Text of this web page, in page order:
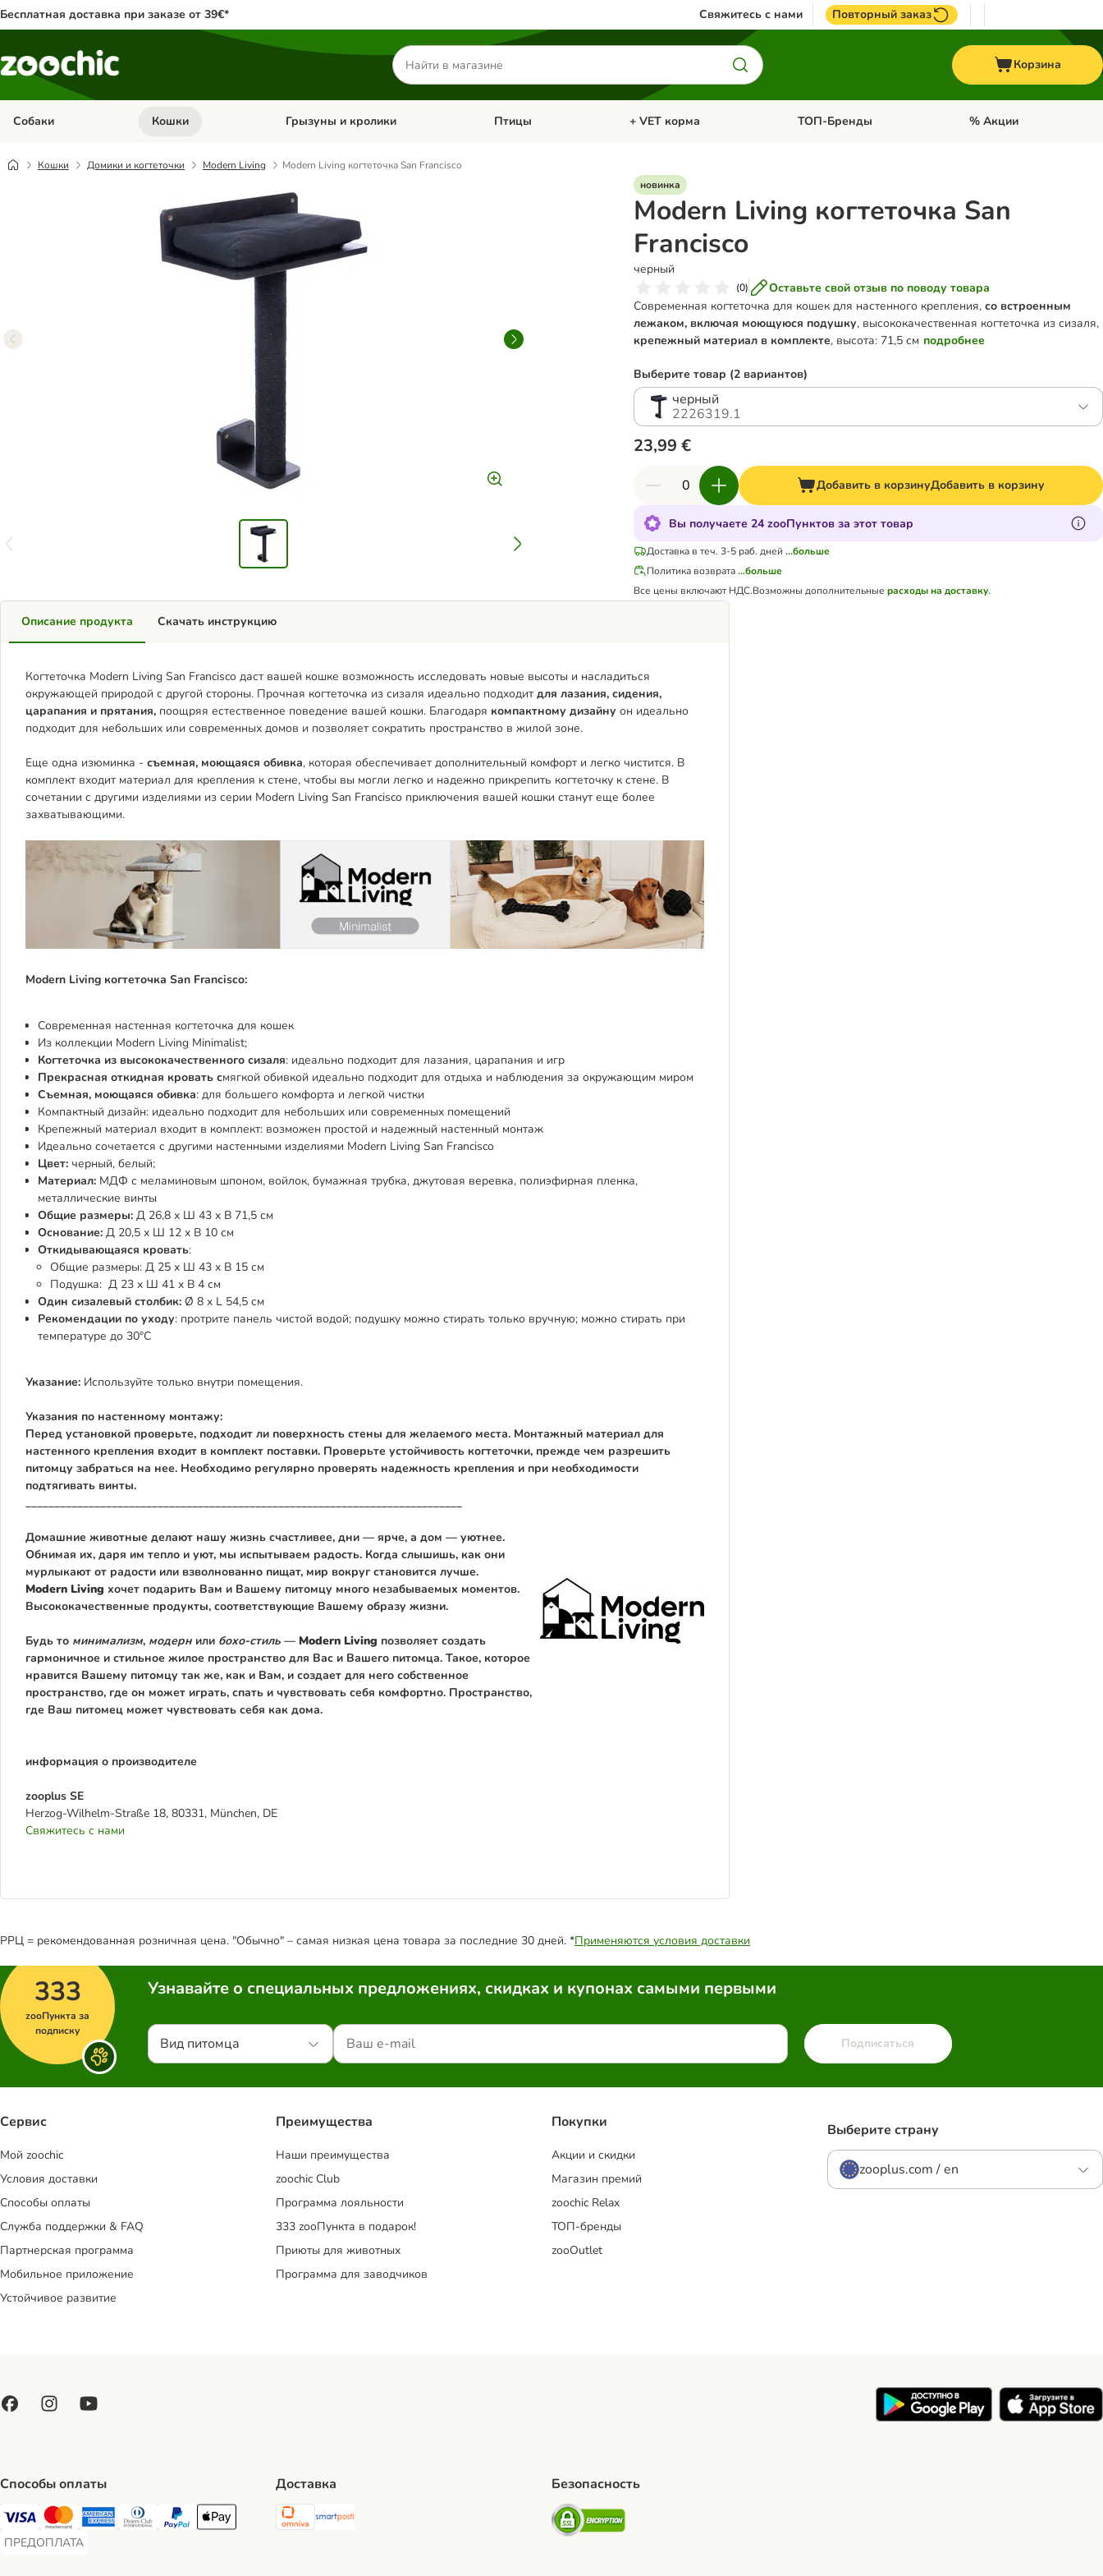
Бесплатная доставка при заказе от 39€* Свяжитесь с нами Повторный заказ
Поиск
товаров
Корзина
Собаки Откройте меню категории: Собаки
Кошки Откройте меню категории: Кошки
Грызуны и кролики Откройте меню категории: Грызуны и кролики
Птицы Откройте меню категории: Птицы
+ VET корма Откройте меню категории: + VET корма
ТОП-Бренды Откройте меню
% Акции
Кошки Домики и когтеточки Modern Living
Modern Living когтеточка San Francisco
новинка
Modern Living когтеточка San
Francisco
черный
(0)
Оставьте свой отзыв по поводу товара
Современная когтеточка для кошек для настенного крепления,со встроенным
лежаком, включая моющуюся подушку, высококачественная когтеточка из сизаля,
крепежный материал в комплекте, высота: 71,5 см подробнее
Выберите товар (2 вариантов)
черный
2226319.1
23,99 €
Добавить в корзинуДобавить в корзину
Вы получаете 24 zooПунктов за этот товар
Доставка в теч. 3-5 раб. дней ...больше
Политика возврата ...больше
Все цены включают НДС.Возможны дополнительныерасходы на доставку.
Описание продукта
Когтеточка Modern Living San Francisco даст вашей кошке возможность исследовать новые высоты и насладиться
окружающей природой с другой стороны. Прочная когтеточка из сизаля идеально подходитдля лазания, сидения,
царапания и прятания, поощряя естественное поведение вашей кошки. Благодаря компактному дизайну он идеально
подходит для небольших или современных домов и позволяет сократить пространство в жилой зоне.
Еще одна изюминка - съемная, моющаяся обивка, которая обеспечивает дополнительный комфорт и легко чистится. В
комплект входит материал для крепления к стене, чтобы вы могли легко и надежно прикрепить когтеточку к стене. В
сочетании с другими изделиями из серии Modern Living San Francisco приключения вашей кошки станут еще более
захватывающими.
Modern Living когтеточка San Francisco:
Современная настенная когтеточка для кошек
Из коллекции Modern Living Minimalist;
Когтеточка из высококачественного сизаля: идеально подходит для лазания, царапания и игр
Прекрасная откидная кровать смягкой обивкой идеально подходит для отдыха и наблюдения за окружающим миром
Съемная, моющаяся обивка: для большего комфорта и легкой чистки
Компактный дизайн: идеально подходит для небольших или современных помещений
Крепежный материал входит в комплект: возможен простой и надежный настенный монтаж
Идеально сочетается с другими настенными изделиями Modern Living San Francisco
Цвет: черный, белый;
Материал: МДФ с меламиновым шпоном, войлок, бумажная трубка, джутовая веревка, полиэфирная пленка,
металлические винты
Общие размеры: Д 26,8 x Ш 43 x В 71,5 см
Основание: Д 20,5 x Ш 12 x В 10 см
Откидывающаяся кровать:
Общие размеры: Д 25 x Ш 43 x В 15 см
Подушка: Д 23 x Ш 41 x В 4 см
Один сизалевый столбик: Ø 8 x L 54,5 см
Рекомендации по уходу: протрите панель чистой водой; подушку можно стирать только вручную; можно стирать при
температуре до 30°C
Указание: Используйте только внутри помещения.
Указания по настенному монтажу:
Перед установкой проверьте, подходит ли поверхность стены для желаемого места. Монтажный материал для
настенного крепления входит в комплект поставки. Проверьте устойчивость когтеточки, прежде чем разрешить
питомцу забраться на нее. Необходимо регулярно проверять надежность крепления и при необходимости
подтягивать винты.
____________________________________________________________________________
Домашние животные делают нашу жизнь счастливее, дни — ярче, а дом — уютнее.
Обнимая их, даря им тепло и уют, мы испытываем радость. Когда слышишь, как они
мурлыкают от радости или взволнованно пищат, мир вокруг становится лучше.
Modern Living хочет подарить Вам и Вашему питомцу много незабываемых моментов.
Высококачественные продукты, соответствующие Вашему образу жизни.
Будь то минимализм, модерн или бохо-стиль — Modern Living позволяет создать
гармоничное и стильное жилое пространство для Вас и Вашего питомца. Такое, которое
нравится Вашему питомцу так же, как и Вам, и создает для него собственное
пространство, где он может играть, спать и чувствовать себя комфортно. Пространство,
где Ваш питомец может чувствовать себя как дома.
информация о производителе
zooplus SE
Herzog-Wilhelm-Straße 18, 80331, München, DE
Свяжитесь с нами
Скачать инструкцию
РРЦ = рекомендованная розничная цена. "Обычно" – самая низкая цена товара за последние 30 дней. *Применяются условия доставки
333
zooПункта за
подписку
Узнавайте о специальных предложениях, скидках и купонах самыми первыми
Вид питомца Подписаться
Сервис
Mой zoochic
Условия доставки
Способы оплаты
Служба поддержки & FAQ
Партнерская программа
Мобильное приложение
Устойчивое развитие
Преимуществa
Наши преимущества
zoochic Club
Программа лояльности
333 zooПункта в подарок!
Приюты для животных
Программа для заводчиков
Покупки
Акции и скидки
Магазин премий
zoochic Relax
ТОП-бренды
zooOutlet
Выберите страну
zooplus.com / en
Способы оплаты
Visa Payment Method
Mastercard Payment Method
American Express Payment Method
Diners Club Payment Method
PayPal Payment Method
Apple Pay Payment Method
ПРЕДОПЛАТА
ПРЕДОПЛАТА Payment Method
Доставка
Omniva Shipping Method
SmartPosti Shipping Method
Безопасность
Security